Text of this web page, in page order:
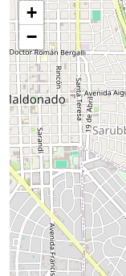
+
−